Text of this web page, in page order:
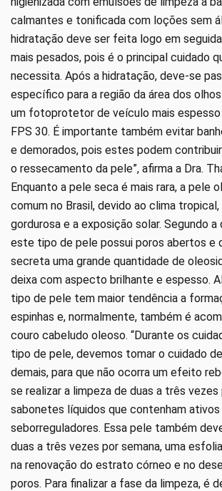
calmantes e tonificada com loções sem
hidratação deve ser feita logo em
mais pesados, pois é o principal cuidado
necessita. Após a hidratação, deve-se
específico para a região da área dos
um fotoprotetor de veículo mais espesso
FPS 30. É importante também evitar
e demorados, pois estes podem
o ressecamento da pele”, afirma a Dra.
Enquanto a pele seca é mais rara, a pele
comum no Brasil, devido ao clima
gordurosa e a exposição solar. Segundo
este tipo de pele possui poros abertos e
secreta uma grande quantidade de
deixa com aspecto brilhante e espesso.
tipo de pele tem maior tendência a
espinhas e, normalmente, também é
couro cabeludo oleoso. “Durante os
tipo de pele, devemos tomar o cuidado
demais, para que não ocorra um efeito
se realizar a limpeza de duas a três
sabonetes líquidos que contenham
seborreguladores. Essa pele também
duas a três vezes por semana, uma
na renovação do estrato córneo e no
poros. Para finalizar a fase da limpeza, é